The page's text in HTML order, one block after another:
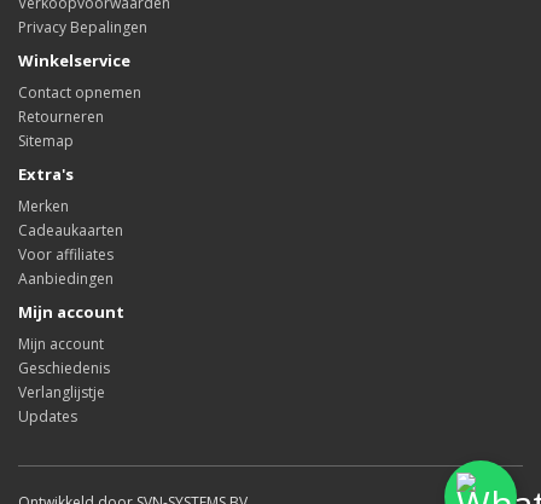
Privacy Bepalingen
Winkelservice
Contact opnemen
Retourneren
Sitemap
Extra's
Merken
Cadeaukaarten
Voor affiliates
Aanbiedingen
Mijn account
Mijn account
Geschiedenis
Verlanglijstje
Updates